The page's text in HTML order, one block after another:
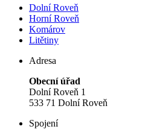
Dolní Roveň
Horní Roveň
Komárov
Litětiny
Adresa
Obecní úřad
Dolní Roveň 1
533 71 Dolní Roveň
Spojení